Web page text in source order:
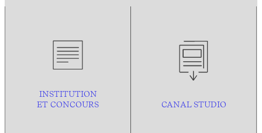
INSTITUTION
ET CONCOURS
CANAL STUDIO